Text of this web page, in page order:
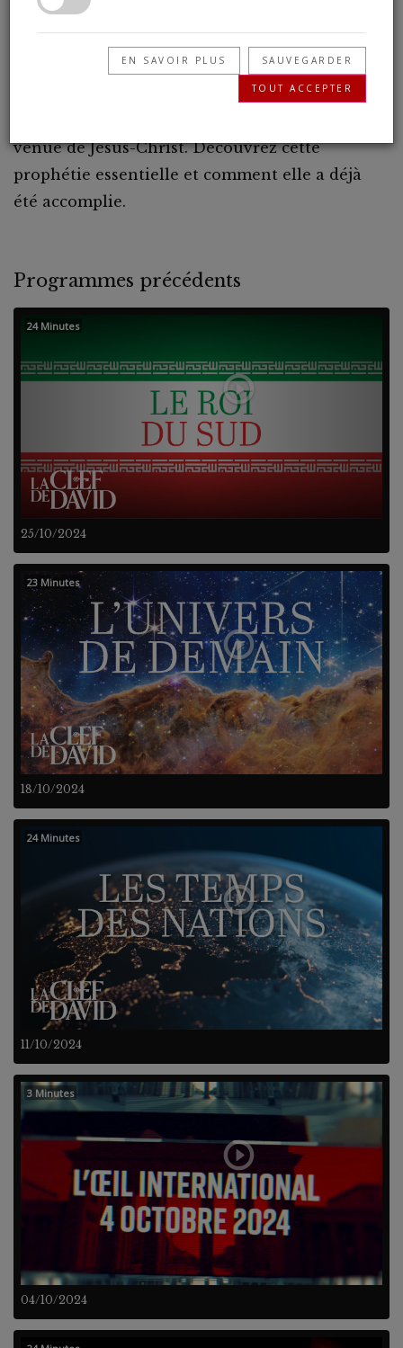
l’Éternel
12/06/2020 • 25 Minutes
Dieu promet d’envoyer un homme en ce temps
venue de Jésus-Christ. Découvrez cette
prophétie essentielle et comment elle a déjà
été accomplie.
Programmes précédents
25/10/2024
24 Minutes
18/10/2024
23 Minutes
11/10/2024
24 Minutes
04/10/2024
3 Minutes
EN SAVOIR PLUS SAUVEGARDER
TOUT ACCEPTER